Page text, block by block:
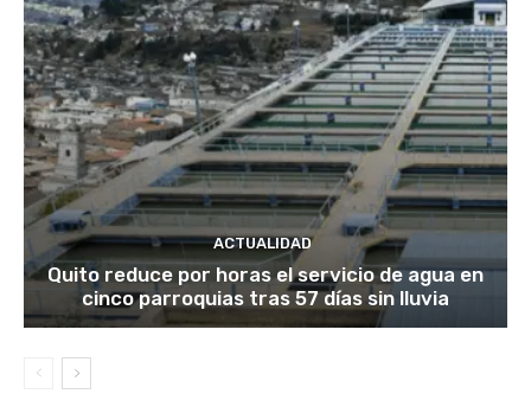
ACTUALIDAD
Quito reduce por horas el servicio de agua en
cinco parroquias tras 57 días sin lluvia